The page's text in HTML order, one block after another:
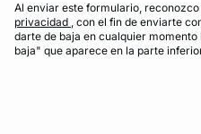
Al enviar este formulario,
privacidad , con el fin de enviarte
darte de baja en cualquier
baja" que aparece en la parte